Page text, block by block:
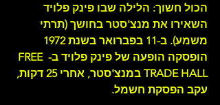
הכול חשוך: הלילה שבו פינק פלויד
השאירו את מנצ'סטר בחושך (תרתי
משמע). ב
הופסקה הופעה של פינק פלויד ב- FREE
TRADE HALL במנצ'סטר, אחרי 25 דקות,
עקב הפסקת חשמל.